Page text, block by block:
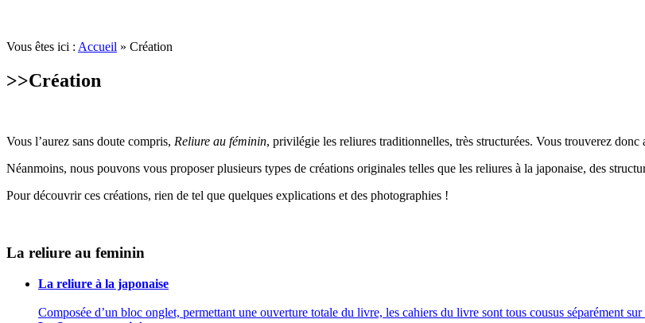
Vous êtes ici : Accueil » Création
>>Création
Vous l’aurez sans doute compris, Reliure au féminin, privilégie les reliures traditionnelles, très structurées. Vous trouverez
Néanmoins, nous pouvons vous proposer plusieurs types de créations originales telles que les reliures à la japonaise, des
Pour découvrir ces créations, rien de tel que quelques explications et des photographies !
La reliure au feminin
La reliure à la japonaise
Composée d’un bloc onglet, permettant une ouverture totale du livre, les cahiers du livre sont tous cousus séparément